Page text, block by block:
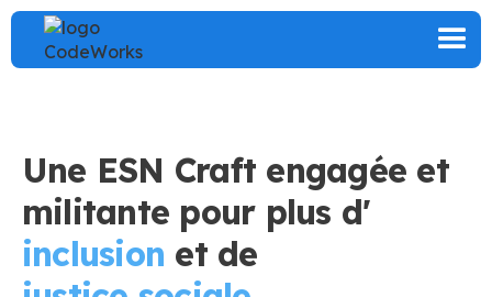
Une ESN Craft engagée et
militante pour plus d'
inclusion et de